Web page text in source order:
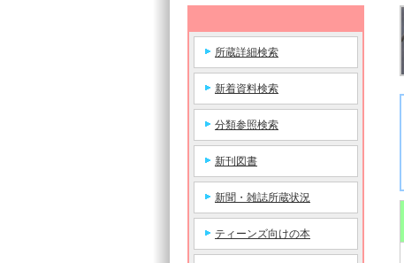
所蔵詳細検索
新着資料検索
分類参照検索
新刊図書
新聞・雑誌所蔵状況
ティーンズ向けの本